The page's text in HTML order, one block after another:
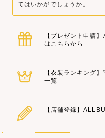
てはいかがでしょうか。
【プレゼント申請
はこちらから
【衣装ランキング
一覧
【店舗登録】